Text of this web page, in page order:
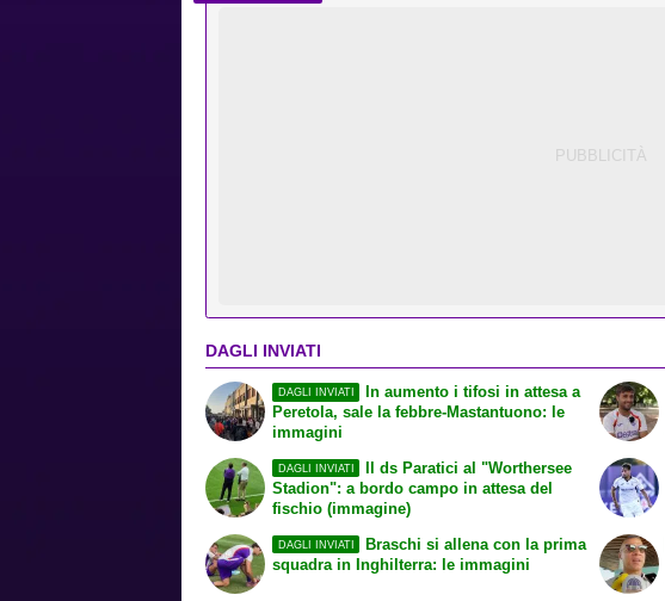
DAGLI INVIATI
DAGLI INVIATI
In aumento i tifosi in attesa a
Peretola, sale la febbre-Mastantuono: le
immagini
DAGLI INVIATI
Il ds Paratici al "Worthersee
Stadion": a bordo campo in attesa del
fischio (immagine)
DAGLI INVIATI
Braschi si allena con la prima
squadra in Inghilterra: le immagini